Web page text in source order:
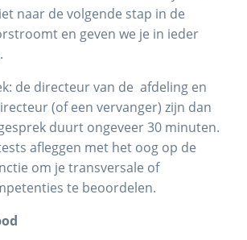
naar de volgende stap in de
en geven we je in ieder
de directeur van de afdeling en
(of een vervanger) zijn dan
duurt ongeveer 30 minuten.
afleggen met het oog op de
om je transversale of
te beoordelen.